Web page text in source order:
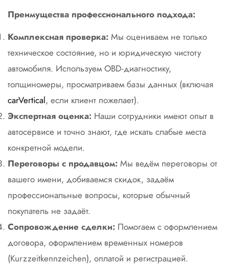
Преимущества профессионального подхода:
Комплексная проверка: Мы оцениваем не только
техническое состояние, но и юридическую чистоту
автомобиля. Используем OBD-диагностику,
толщиномеры, просматриваем базы данных (включая
carVertical, если клиент пожелает).
Экспертная оценка: Наши сотрудники имеют опыт в
автосервисе и точно знают, где искать слабые места
конкретной модели.
Переговоры с продавцом: Мы ведём переговоры от
вашего имени, добиваемся скидок, задаём
профессиональные вопросы, которые обычный
покупатель не задаёт.
Сопровождение сделки: Помогаем с оформлением
договора, оформлением временных номеров
(Kurzzeitkennzeichen), оплатой и регистрацией.